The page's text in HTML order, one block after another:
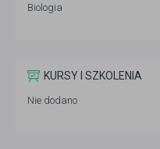
Biologia
KURSY I SZKOLENIA
Nie dodano